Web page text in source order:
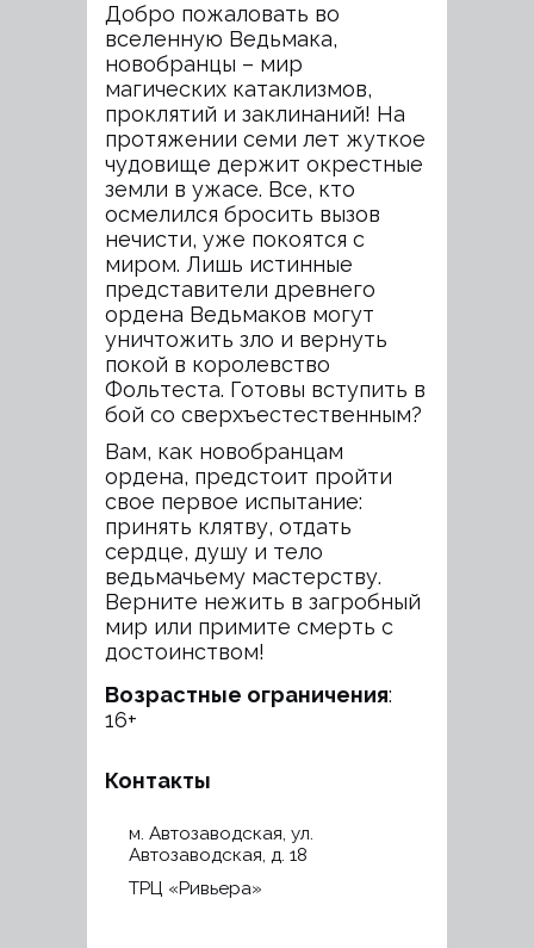
Добро пожаловать во
вселенную Ведьмака,
новобранцы – мир
магических катаклизмов,
проклятий и заклинаний! На
протяжении семи лет жуткое
чудовище держит окрестные
земли в ужасе. Все, кто
осмелился бросить вызов
нечисти, уже покоятся с
миром. Лишь истинные
представители древнего
ордена Ведьмаков могут
уничтожить зло и вернуть
покой в королевство
Фольтеста. Готовы вступить в
бой со сверхъестественным?
Вам, как новобранцам
ордена, предстоит пройти
свое первое испытание:
принять клятву, отдать
сердце, душу и тело
ведьмачьему мастерству.
Верните нежить в загробный
мир или примите смерть с
достоинством!
Возрастные ограничения:
16+
Контакты
м. Автозаводская, ул.
Автозаводская, д. 18
ТРЦ «Ривьера»